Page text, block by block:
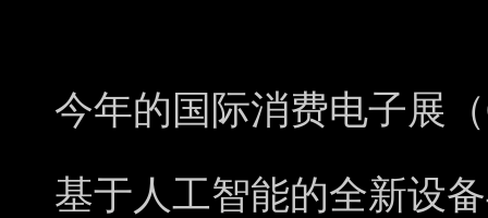
今年的国际消费电子展
基于人工智能的全新设